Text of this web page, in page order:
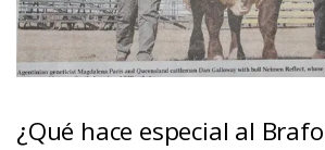
¿Qué hace especial al